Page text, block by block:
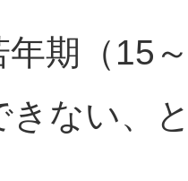
年期（15
きない、